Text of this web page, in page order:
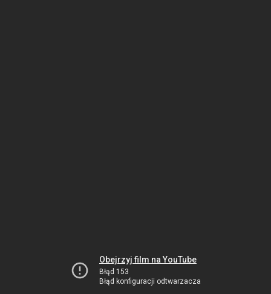
Obejrzyj film na YouTube
Błąd 153
Błąd konfiguracji odtwarzacza